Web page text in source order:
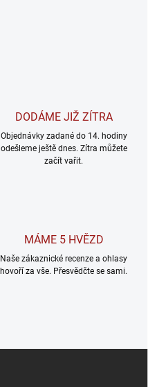
DODÁME JIŽ ZÍTRA
Objednávky zadané do 14. hodiny
odešleme ještě dnes. Zítra můžete
začít vařit.
MÁME 5 HVĚZD
Naše zákaznické recenze a ohlasy
hovoří za vše. Přesvědčte se sami.